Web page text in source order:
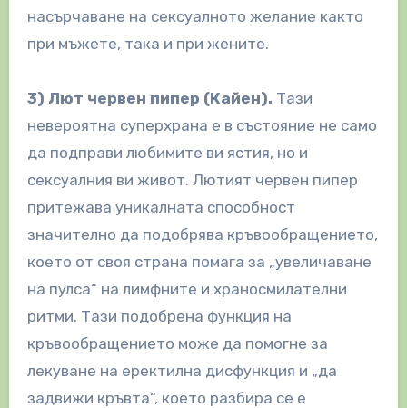
насърчаване на сексуалното желание както
при мъжете, така и при жените.
3) Лют червен пипер (Кайен). Тази
невероятна суперхрана е в състояние не само
да подправи любимите ви ястия, но и
сексуалния ви живот. Лютият червен пипер
притежава уникалната способност
значително да подобрява кръвообращението,
което от своя страна помага за „увеличаване
на пулса“ на лимфните и храносмилателни
ритми. Тази подобрена функция на
кръвообращението може да помогне за
лекуване на еректилна дисфункция и „да
задвижи кръвта“, което разбира се е